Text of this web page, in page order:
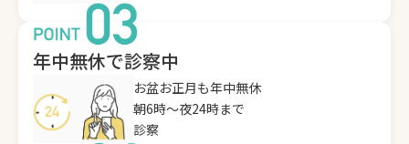
年中無休で診察中
お盆お正月も年中無休
朝6時〜夜24時まで
診察